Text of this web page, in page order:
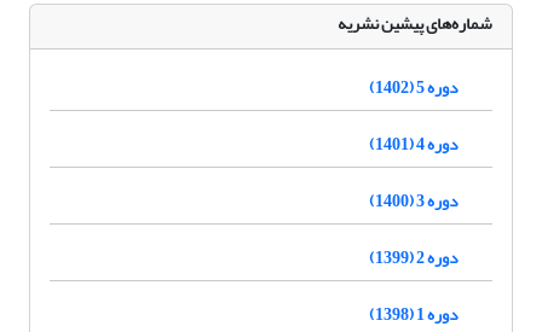
شماره‌های پیشین نشریه
دوره 5 (1402)
دوره 4 (1401)
دوره 3 (1400)
دوره 2 (1399)
دوره 1 (1398)